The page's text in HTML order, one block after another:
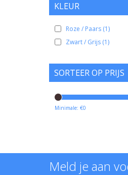
KLEUR
Roze / Paars (1)
Zwart / Grijs (1)
SORTEER OP PRIJS
Minimale: €0
Meld je aan